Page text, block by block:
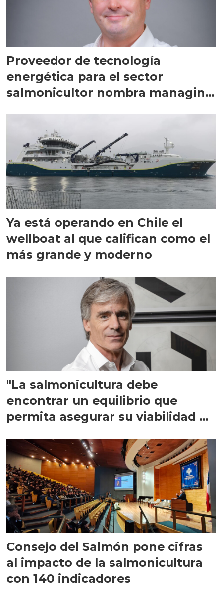
Proveedor de tecnología
energética para el sector
salmonicultor nombra managing
Ya está operando en Chile el
wellboat al que califican como el
más grande y moderno
"La salmonicultura debe
encontrar un equilibrio que
permita asegurar su viabilidad de
Consejo del Salmón pone cifras
al impacto de la salmonicultura
con 140 indicadores